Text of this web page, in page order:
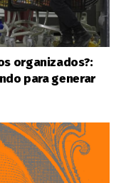
organizados?:
para generar